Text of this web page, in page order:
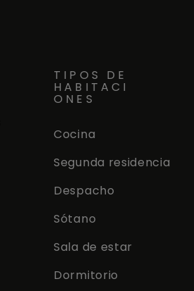
TIPOS DE
HABITACI
ONES
Cocina
Segunda residencia
Despacho
Sótano
Sala de estar
Dormitorio